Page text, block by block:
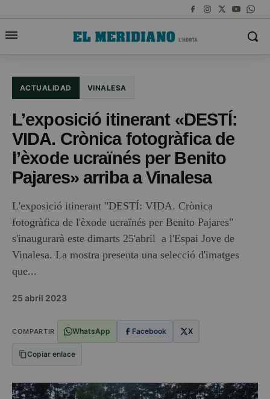
ACTUALIDAD VINALESA
L’exposició itinerant «DESTÍ:
VIDA. Crònica fotogràfica de
l’èxode ucraïnés per Benito
Pajares» arriba a Vinalesa
L'exposició itinerant "DESTÍ: VIDA. Crònica
fotogràfica de l'èxode ucraïnés per Benito Pajares"
s'inaugurarà este dimarts 25'abril a l'Espai Jove de
Vinalesa. La mostra presenta una selecció d'imatges
que...
25 abril 2023
COMPARTIR WhatsApp Facebook X
Copiar enlace